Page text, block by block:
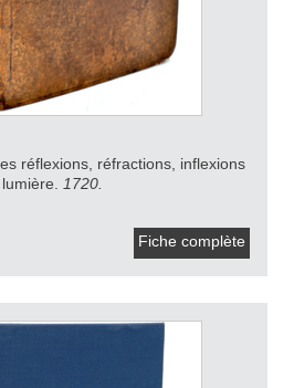
réflexions, réfractions, inflexions
1720.
Fiche complète